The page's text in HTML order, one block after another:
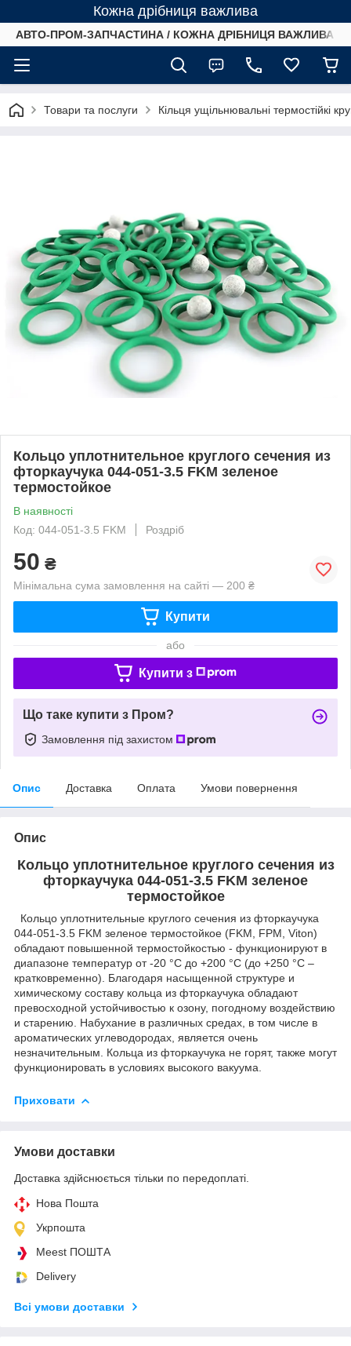
Кожна дрібниця важлива
АВТО-ПРОМ-ЗАПЧАСТИНА / КОЖНА ДРІБНИЦЯ ВАЖЛИВА /
Товари та послуги Кільця ущільнювальні термостійкі
Кольцо уплотнительное круглого сечения из
фторкаучука 044-051-3.5 FKM зеленое
термостойкое
В наявності
Код: 044-051-3.5 FKM
Роздріб
50 ₴
Мінімальна сума замовлення на сайті — 200 ₴
Купити
або
Купити з
Що таке купити з Пром?
Замовлення під захистом
Опис Доставка Оплата Умови повернення
Опис
Кольцо уплотнительное круглого сечения из
фторкаучука 044-051-3.5 FKM зеленое
термостойкое
Кольцо уплотнительные круглого сечения из фторкаучука
044-051-3.5 FKM зеленое термостойкое (FKM, FPM, Viton)
обладают повышенной термостойкостью - функционируют в
диапазоне температур от -20 °C до +200 °C (до +250 °C –
кратковременно). Благодаря насыщенной структуре и
химическому составу кольца из фторкаучука обладают
превосходной устойчивостью к озону, погодному воздействию
и старению. Набухание в различных средах, в том числе в
ароматических углеводородах, является очень
незначительным. Кольца из фторкаучука не горят, также могут
функционировать в условиях высокого вакуума.
Приховати
Умови доставки
Доставка здійснюється тільки по передоплаті.
Нова Пошта
Укрпошта
Meest ПОШТА
Delivery
Всі умови доставки